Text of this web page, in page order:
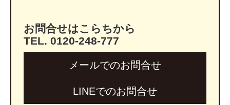
お問合せはこらちから
TEL. 0120-248-777
メールでのお問合せ
LINEでのお問合せ